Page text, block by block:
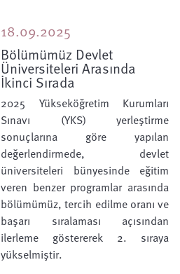
18.09.2025
Bölümümüz Devlet
Üniversiteleri Arasında
İkinci Sırada
2025 Yükseköğretim Kurumları
Sınavı (YKS) yerleştirme
sonuçlarına göre yapılan
değerlendirmede, devlet
üniversiteleri bünyesinde eğitim
veren benzer programlar arasında
bölümümüz, tercih edilme oranı ve
başarı sıralaması açısından
ilerleme göstererek 2. sıraya
yükselmiştir.